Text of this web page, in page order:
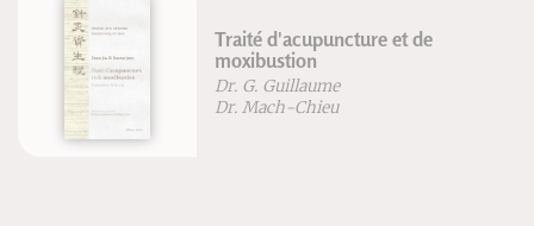
Bouger en accouchant
Blandine Calais-Germain
Nuria Vives Pares